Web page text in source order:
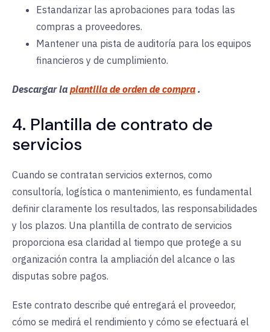
Estandarizar las aprobaciones para todas las
compras a proveedores.
Mantener una pista de auditoría para los equipos
financieros y de cumplimiento.
Descargar la plantilla de orden de compra .
4. Plantilla de contrato de
servicios
Cuando se contratan servicios externos, como
consultoría, logística o mantenimiento, es fundamental
definir claramente los resultados, las responsabilidades
y los plazos. Una plantilla de contrato de servicios
proporciona esa claridad al tiempo que protege a su
organización contra la ampliación del alcance o las
disputas sobre pagos.
Este contrato describe qué entregará el proveedor,
cómo se medirá el rendimiento y cómo se efectuará el